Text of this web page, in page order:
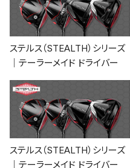
ステルス（STEALTH）シリーズ
｜テーラーメイド ドライバー
ステルス（STEALTH）シリーズ
｜テーラーメイド ドライバー